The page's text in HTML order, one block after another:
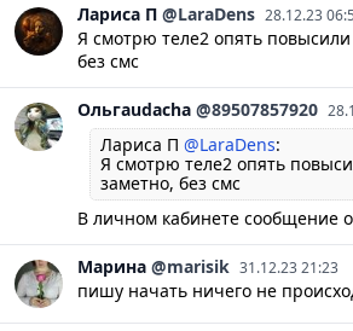
Лариса П @LaraDens 28.12.23
Я смотрю теле2 опять
без смс
Ольгаudacha @89507857920
Лариса П @LaraDens:
Я смотрю теле2 опять
заметно, без смс
В личном кабинете сообщение
Марина @marisik 31.12.23 21:23
пишу начать ничего не